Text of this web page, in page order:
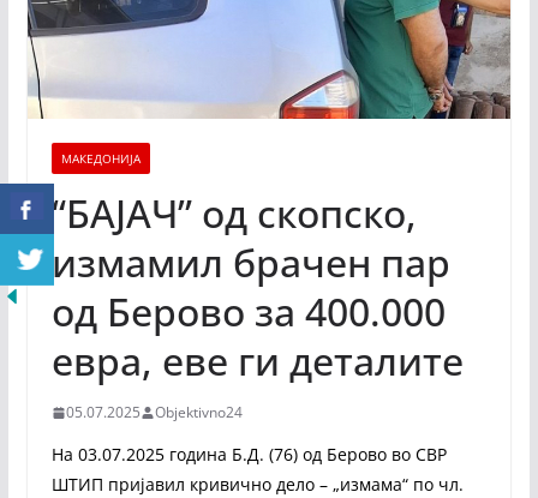
МАКЕДОНИЈА
“БАЈАЧ” од скопско,
измамил брачен пар
од Берово за 400.000
евра, еве ги деталите
05.07.2025 Objektivno24
На 03.07.2025 година Б.Д. (76) од Берово во СВР
ШТИП пријавил кривично дело – „измама“ по чл.